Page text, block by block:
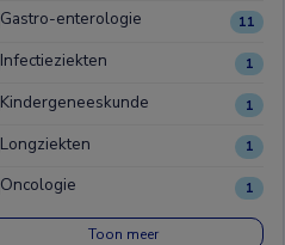
Gastro-enterologie 11
Infectieziekten 1
Kindergeneeskunde 1
Longziekten 1
Oncologie 1
Toon meer